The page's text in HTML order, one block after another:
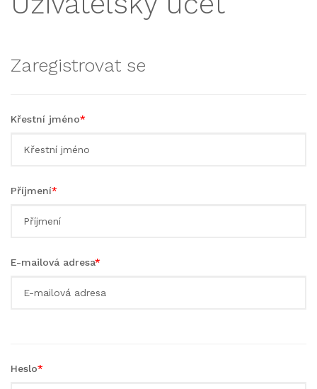
Zaregistrovat se
Křestní jméno*
Příjmení*
E-mailová adresa*
Heslo*